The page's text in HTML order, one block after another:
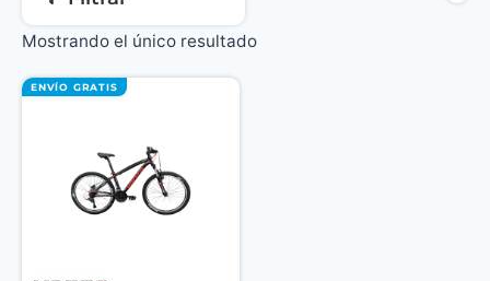
Mostrando el único resultado
ENVÍO GRATIS